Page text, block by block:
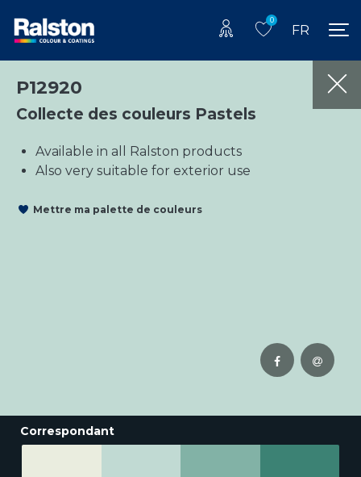
0
FR
P12920
Collecte des couleurs Pastels
Available in all Ralston products
Also very suitable for exterior use
Mettre ma palette de couleurs
Correspondant